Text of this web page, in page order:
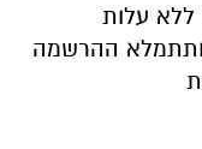
עלות
ההרשמה